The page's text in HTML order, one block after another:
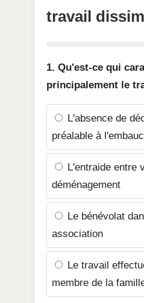
travail
1. Qu'est-ce qui
principalement le
L'absence de
préalable à
L'entraide entre
déménagement
Le bénévolat
association
Le travail
membre de la